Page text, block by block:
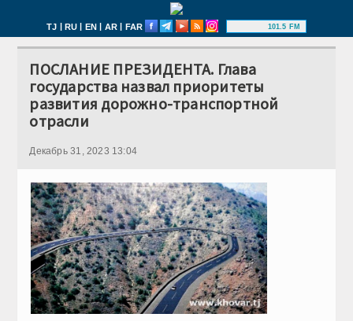
TJ | RU | EN | AR | FAR 101.5 FM
ПОСЛАНИЕ ПРЕЗИДЕНТА. Глава
государства назвал приоритеты
развития дорожно-транспортной
отрасли
Декабрь 31, 2023 13:04